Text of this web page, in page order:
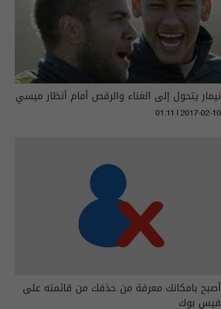
نيمار يتحول إلى الغناء والرقص أمام أنظار ميسي
01:11 | 2017-02-10
أصبح بامكانك معرفة من حذفك من قائمته على
فيس بوك